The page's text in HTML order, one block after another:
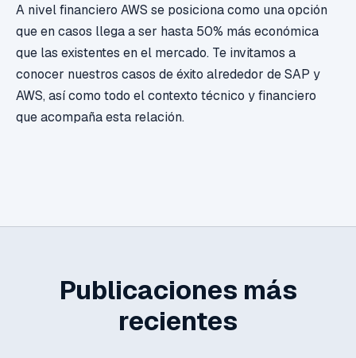
A nivel financiero AWS se posiciona como una opción
que en casos llega a ser hasta 50% más económica
que las existentes en el mercado. Te invitamos a
conocer nuestros casos de éxito alrededor de SAP y
AWS, así como todo el contexto técnico y financiero
que acompaña esta relación.
Publicaciones más
recientes